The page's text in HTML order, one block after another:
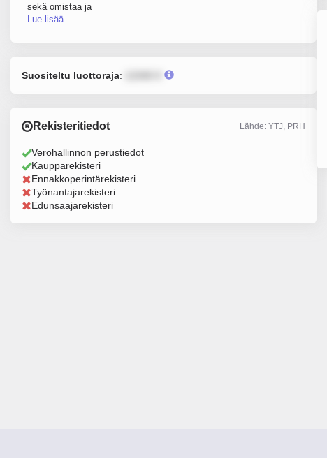
sekä omistaa ja
Lue lisää
Suositeltu luottoraja:
Rekisteritiedot Lähde: YTJ, PRH
Verohallinnon perustiedot
Kaupparekisteri
Ennakkoperintärekisteri
Työnantajarekisteri
Edunsaajarekisteri